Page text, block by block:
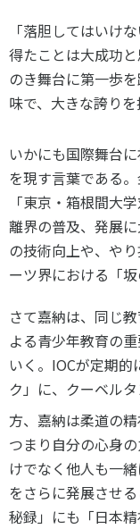
「落胆してはいけ
得たことは大成功
のき舞台に第一歩
味で、大きな誇りを
いかにも国際舞台
を現す言葉である
「東京・箱根間大
離界の普及、発展
の技術向上や、や
ーツ界における「
さて嘉納は、同じ
よる青少年教育の
いく。IOCが定期
ク」に、クーベル
方、嘉納は柔道の
つまり自分の心身
けでなく他人も一
をさらに発展させ
秘録」にも「日本